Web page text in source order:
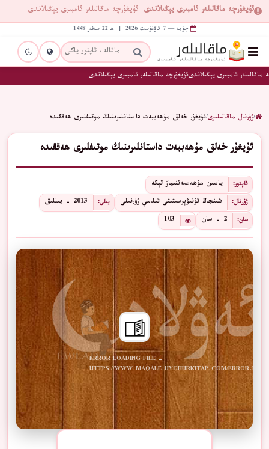
ئۇيغۇرچە ماقالىلەر ئامبىرى يېڭىلاندى ئۇيغۇرچە ماقالىلەر ئامبىرى يېڭىلاندى
جۈمە — 7 ئاۋغۇست 2026 | ھ 22 سەفەر 1448
ماقالىلەر ئامبىرى يېڭىلاندىئۇيغۇرچە ماقالىلەر ئامبىرى يېڭىلاندى
/ژۇرنال ماقالىلىرى/ئۇيغۇر خەلق مۇھەببەت داستانلىرىنىڭ موتىفلىرى ھەققىدە
ئۇيغۇر خەلق مۇھەببەت داستانلىرىنىڭ موتىفلىرى ھەققىدە
ئاپتور: ياسىن مۇھەممەتنىياز تېكە
ژۇرنال: شىنجاڭ ئۇنىۋېرسىتىتى ئىلمىي ژۇرنىلى يىلى: 2013 - يىللىق
سان: 2 - سان 103
ERROR LOADING FILE -
HTTPS://WWW.MAQALE.UYGHURKITAP.COM/ERROR.PDF